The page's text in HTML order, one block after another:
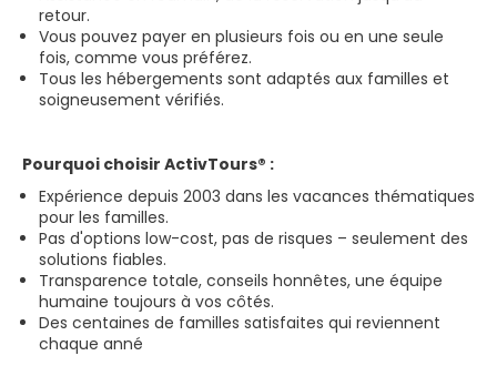
retour.
Vous pouvez payer en plusieurs fois ou en une seule
fois, comme vous préférez.
Tous les hébergements sont adaptés aux familles et
soigneusement vérifiés.
Pourquoi choisir ActivTours® :
Expérience depuis 2003 dans les vacances thématiques
pour les familles.
Pas d'options low-cost, pas de risques – seulement des
solutions fiables.
Transparence totale, conseils honnêtes, une équipe
humaine toujours à vos côtés.
Des centaines de familles satisfaites qui reviennent
chaque anné